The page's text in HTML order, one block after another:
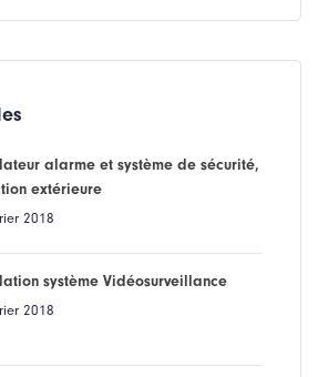
alarme et système de sécurité,
extérieure
2018
système Vidéosurveillance
2018